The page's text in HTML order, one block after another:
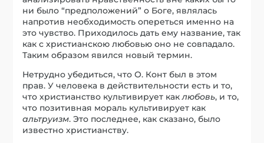
ни было “предположений” о Боге, являлась
напротив необходимость опереться именно на
это чувство. Приходилось дать ему название, так
как с христианскою любовью оно не совпадало.
Таким образом явился новый термин.
Нетрудно убедиться, что О. Конт был в этом
прав. У человека в действительности есть и то,
что христианство культивирует каклюбовь, и то,
что позитивная мораль культивирует как
альтруизм. Это последнее, как сказано, было
известно христианству.